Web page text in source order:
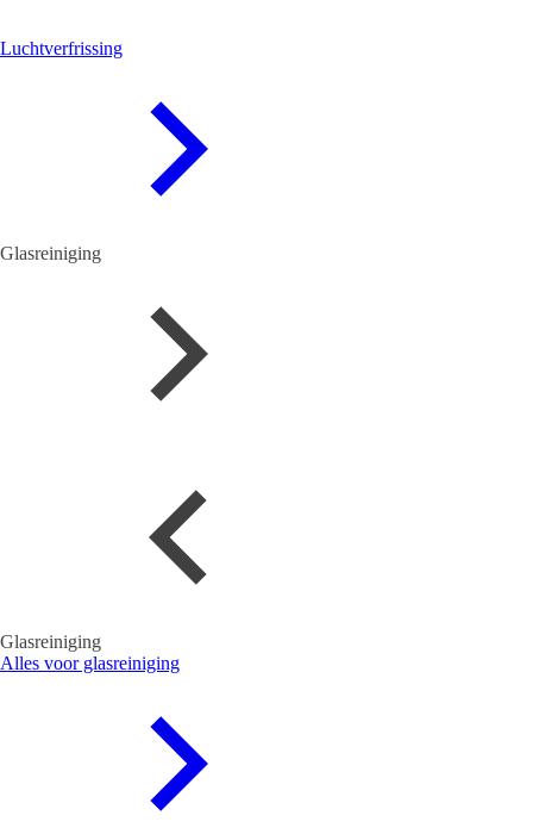
Luchtverfrissing
Glasreiniging
Glasreiniging
Alles voor glasreiniging